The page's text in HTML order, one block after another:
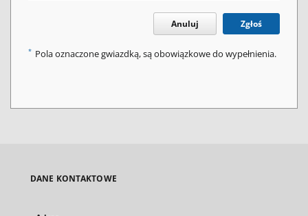
Anuluj Zgłoś
* Pola oznaczone gwiazdką, są obowiązkowe do wypełnienia.
DANE KONTAKTOWE